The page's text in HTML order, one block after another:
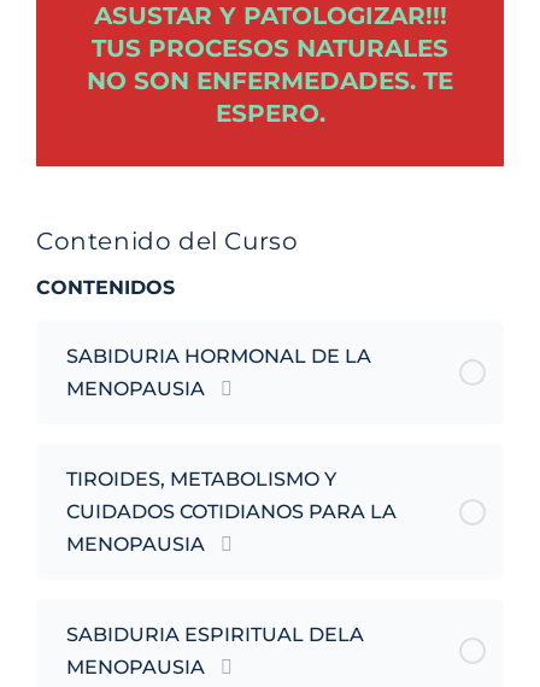
ASUSTAR Y PATOLOGIZAR!!!
TUS PROCESOS NATURALES
NO SON ENFERMEDADES. TE
ESPERO.
Contenido del Curso
CONTENIDOS
SABIDURIA HORMONAL DE LA
MENOPAUSIA
TIROIDES, METABOLISMO Y
CUIDADOS COTIDIANOS PARA LA
MENOPAUSIA
SABIDURIA ESPIRITUAL DELA
MENOPAUSIA